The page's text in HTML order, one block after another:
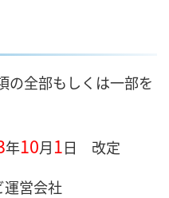
の全部もしくは一部を
年10月1日 改定
営会社